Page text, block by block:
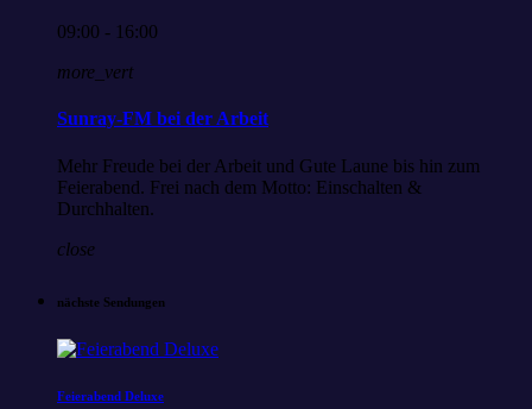
09:00 - 16:00
more_vert
Sunray-FM bei der Arbeit
Mehr Freude bei der Arbeit und Gute Laune bis hin zum
Feierabend. Frei nach dem Motto: Einschalten &
Durchhalten.
close
nächste Sendungen
Feierabend Deluxe